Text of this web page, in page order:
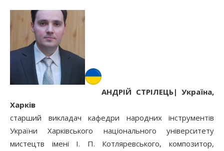
АНДРІЙ СТРІЛЕЦЬ| Україна,
Харків
старший викладач кафедри народних інструментів
України Харківського національного університету
мистецтв імені І. П. Котляревського, композитор,